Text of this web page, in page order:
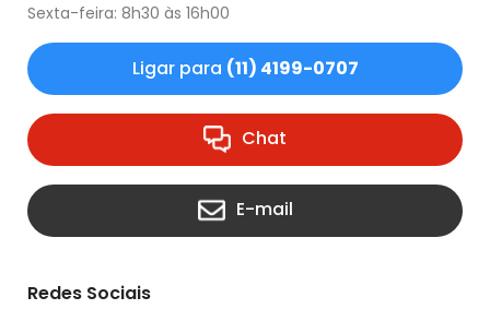
Sexta-feira: 8h30 às 16h00
Ligar para (11) 4199-0707
Chat
E-mail
Redes Sociais